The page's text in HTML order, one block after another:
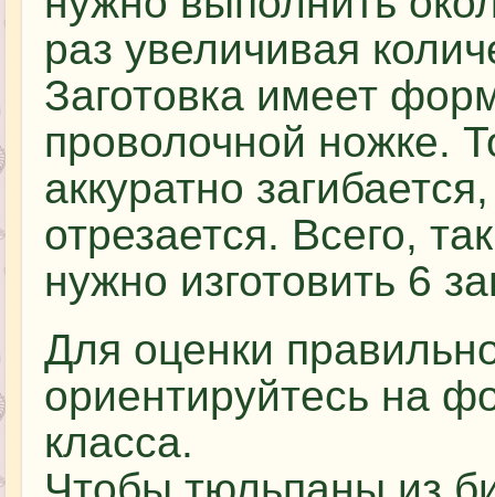
раз увеличивая
Заготовка имеет
проволочной ножке.
аккуратно
отрезается. Всего,
нужно изготовить 6
Для оценки
ориентируйтесь на
класса.